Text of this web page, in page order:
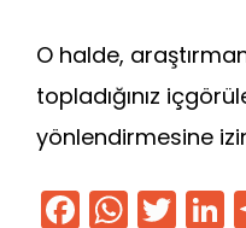
O halde,
topladığınız
yönlendirmesine
F W T